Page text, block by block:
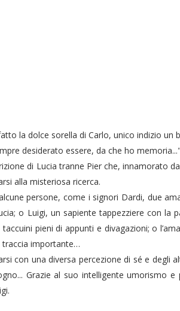
la dolce sorella di Carlo, unico indizio un
desiderato essere, da che ho memoria..."
di Lucia tranne Pier che, innamorato
alla misteriosa ricerca.
persone, come i signori Dardi, due
o Luigi, un sapiente tappezziere con la
pieni di appunti e divagazioni; o
traccia importante…
con una diversa percezione di sé e degli
Grazie al suo intelligente umorismo e